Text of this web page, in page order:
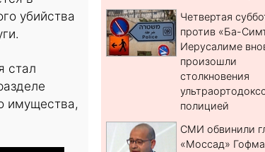
убийства
стал
имущества,
Четвертая
против «Ба-
Иерусалиме
произошли
столкновения
полицией
СМИ обвинили
«Моссад»